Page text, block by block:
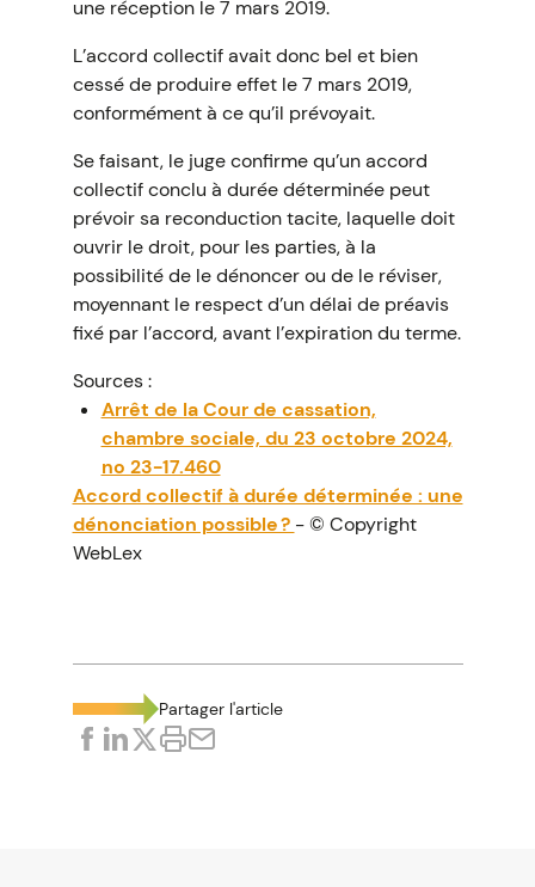
une réception le 7 mars 2019.
L’accord collectif avait donc bel et bien
cessé de produire effet le 7 mars 2019,
conformément à ce qu’il prévoyait.
Se faisant, le juge confirme qu’un accord
collectif conclu à durée déterminée peut
prévoir sa reconduction tacite, laquelle doit
ouvrir le droit, pour les parties, à la
possibilité de le dénoncer ou de le réviser,
moyennant le respect d’un délai de préavis
fixé par l’accord, avant l’expiration du terme.
Sources :
Arrêt de la Cour de cassation,
chambre sociale, du 23 octobre 2024,
no 23-17.460
Accord collectif à durée déterminée : une
dénonciation possible ? - © Copyright
WebLex
Partager l'article